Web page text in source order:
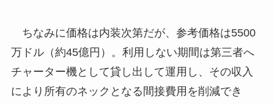
ちなみに価格は内装次第だが、参考価格は5500
万ドル（約45億円）。利用しない期間は第三者へ
チャーター機として貸し出して運用し、その収入
により所有のネックとなる間接費用を削減でき